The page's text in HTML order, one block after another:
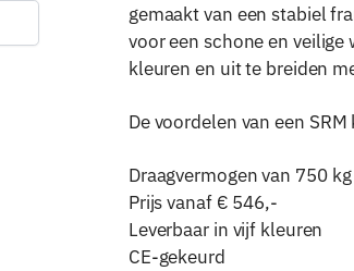
gemaakt van een stabiel
voor een schone en
kleuren en uit te breiden
De voordelen van een
Draagvermogen van 750
Prijs vanaf € 546,-
Leverbaar in vijf kleuren
CE-gekeurd